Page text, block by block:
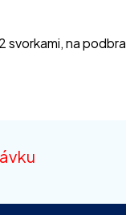
svorkami, na